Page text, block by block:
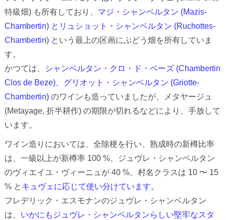
特級畑) も所有しており、 マジ・シャンベルタン (Mazis-
Chambertin) とリュショット・シャンベルタン (Ruchottes-
Chambertin) という最上の区画にぶどう畑を所有していま
す。
かつては、
シャンベルタン・クロ・ド・ベーズ (Chambertin
Clos de Beze)、グリオット・シャンベルタン (Griotte-
Chambertin) のワインも造っていましたが、メタヤージュ
(Metayage, 折半耕作) の期限が切れるなどにより、手放して
います。
ワイン造りにおいては、全除梗を行い、熟成時の新樽比率
は、一級以上が新樽率 100 %、ジュヴレ・シャンベルタン
のヴィエイユ・ヴィーニュが 40 %、村名クラスは 10 〜 15
% と キュヴェに応じて使い分けています。
フレデリック・エスモナンのジュヴレ・シャンベルタン
は、 いかにもジュヴレ・シャンベルタンらしい堅牢なスタ